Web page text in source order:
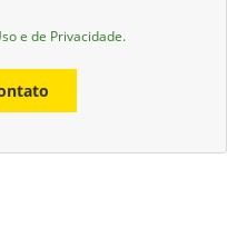
e de Privacidade.